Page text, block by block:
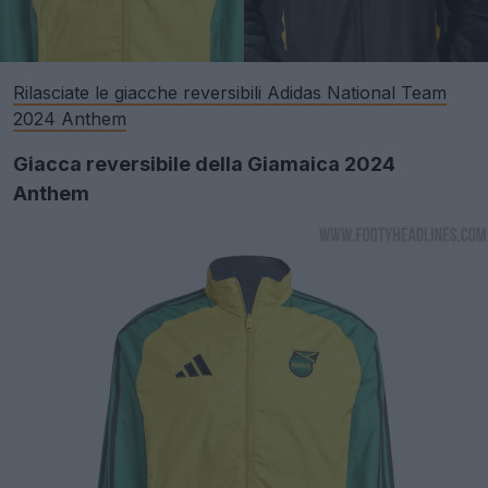
Rilasciate le giacche reversibili Adidas National Team
2024 Anthem
Giacca reversibile della Giamaica 2024
Anthem